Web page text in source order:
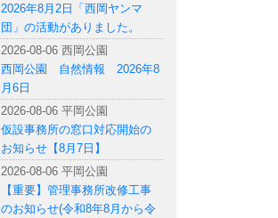
2026年8月2日「西岡ヤンマ
団」の活動がありました。
2026-08-06 西岡公園
西岡公園 自然情報 2026年8
月6日
2026-08-06 平岡公園
仮設事務所の窓口対応開始の
お知らせ【8月7日】
2026-08-06 平岡公園
【重要】管理事務所改修工事
のお知らせ(令和8年8月から令